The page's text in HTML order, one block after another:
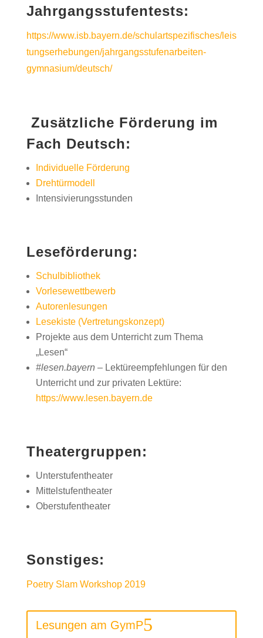
Jahrgangsstufentests:
https://www.isb.bayern.de/schulartspezifisches/leis
tungserhebungen/jahrgangsstufenarbeiten-
gymnasium/deutsch/
Zusätzliche Förderung im
Fach Deutsch:
Individuelle Förderung
Drehtürmodell
Intensivierungsstunden
Leseförderung:
Schulbibliothek
Vorlesewettbewerb
Autorenlesungen
Lesekiste (Vertretungskonzept)
Projekte aus dem Unterricht zum Thema
„Lesen“
#lesen.bayern – Lektüreempfehlungen für den
Unterricht und zur privaten Lektüre:
https://www.lesen.bayern.de
Theatergruppen:
Unterstufentheater
Mittelstufentheater
Oberstufentheater
Sonstiges:
Poetry Slam Workshop 2019
Lesungen am GymP